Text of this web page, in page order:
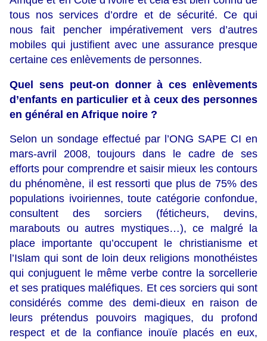
tous nos services d’ordre et de sécurité. Ce qui
nous fait pencher impérativement vers d’autres
mobiles qui justifient avec une assurance presque
certaine ces enlèvements de personnes.
Quel sens peut-on donner à ces enlèvements
d’enfants en particulier et à ceux des personnes
en général en Afrique noire ?
Selon un sondage effectué par l’ONG SAPE CI en
mars-avril 2008, toujours dans le cadre de ses
efforts pour comprendre et saisir mieux les contours
du phénomène, il est ressorti que plus de 75% des
populations ivoiriennes, toute catégorie confondue,
consultent des sorciers (féticheurs, devins,
marabouts ou autres mystiques…), ce malgré la
place importante qu’occupent le christianisme et
l’Islam qui sont de loin deux religions monothéistes
qui conjuguent le même verbe contre la sorcellerie
et ses pratiques maléfiques. Et ces sorciers qui sont
considérés comme des demi-dieux en raison de
leurs prétendus pouvoirs magiques, du profond
respect et de la confiance inouïe placés en eux,